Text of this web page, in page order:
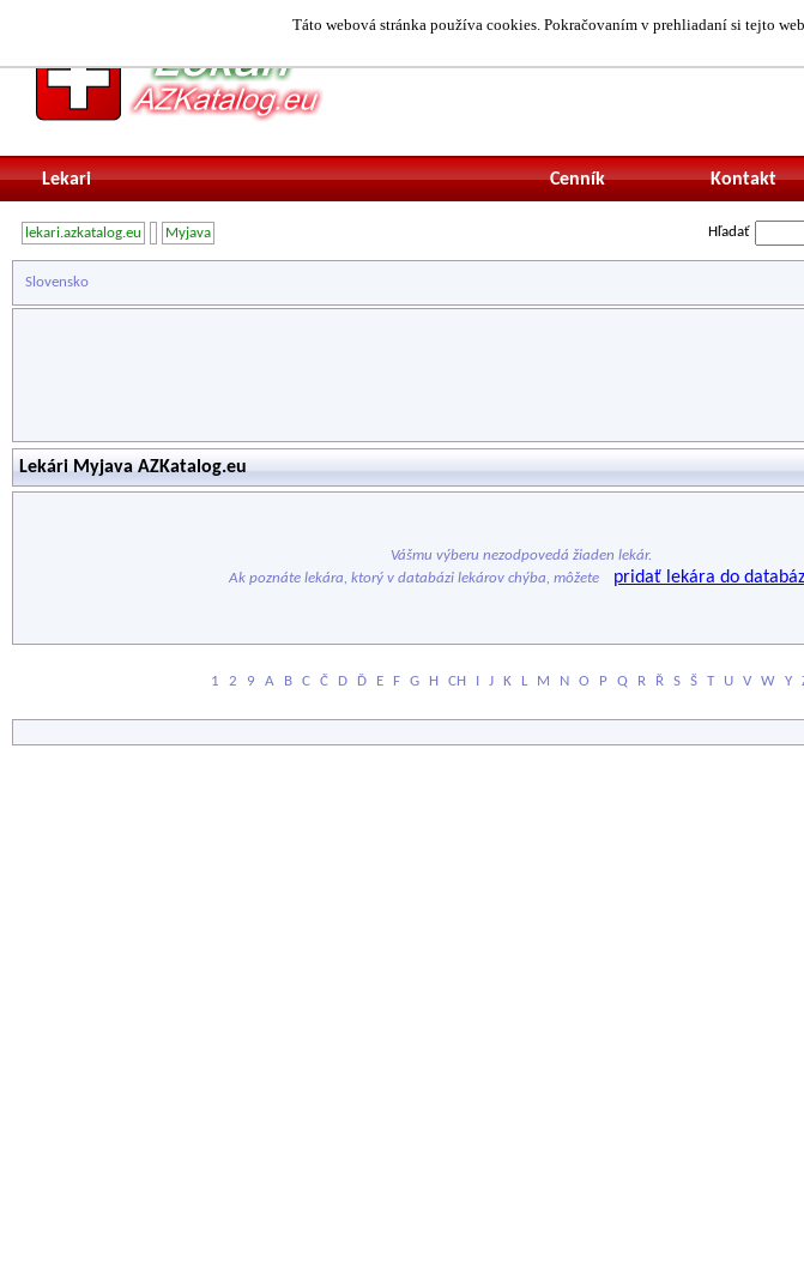
Táto webová stránka používa cookies. Pokračovaním v prehliadaní si tejto
Lekari Kontakt
Cenník
lekari.azkatalog.eu Myjava Hľadať
Slovensko
Lekári Myjava AZKatalog.eu
Vášmu výberu nezodpovedá žiaden lekár.
Ak poznáte lekára, ktorý v databázi lekárov chýba, môžete
pridať lekára do
1 2 9 A B C Č D Ď E F G H CH I J K L M N O P Q R Ř S Š T U V W Y